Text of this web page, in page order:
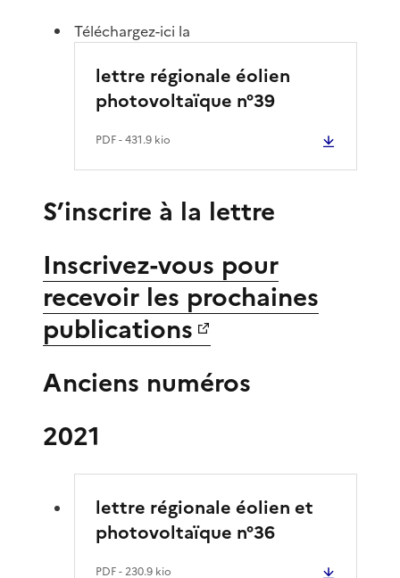
Téléchargez-ici la
lettre régionale éolien
photovoltaïque n°39
PDF- 431.9 kio
S’inscrire à la lettre
Inscrivez-vous pour
recevoir les prochaines
publications
Anciens numéros
2021
lettre régionale éolien et
photovoltaïque n°36
PDF- 230.9 kio